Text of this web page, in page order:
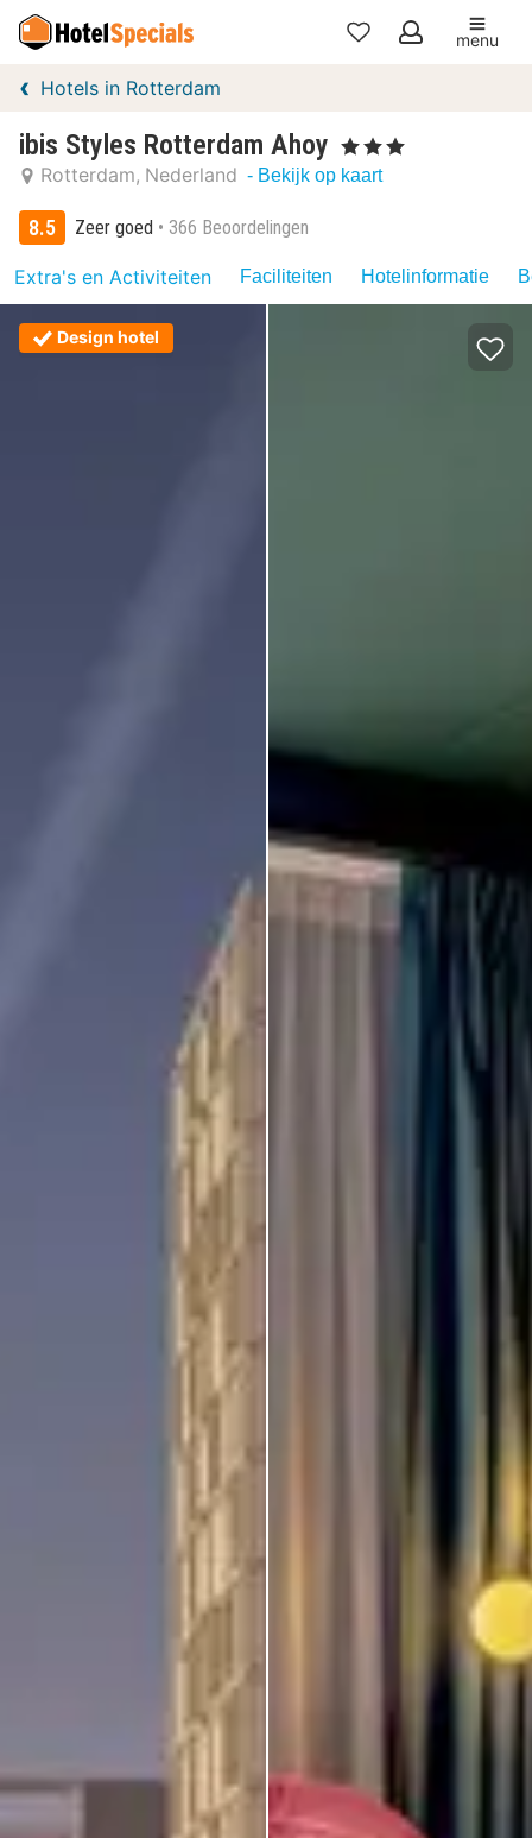
Mijn
menu
Hotels in Rotterdam
ibis Styles Rotterdam Ahoy , 3 Sterren
Rotterdam Nederland - Bekijk op kaart
8.5 Zeer goed 366 Beoordelingen
Extra's en Activiteiten Faciliteiten Hotelinformatie
Design hotel